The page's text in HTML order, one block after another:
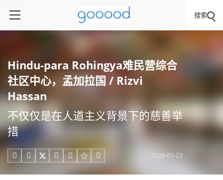
搜索
Hindu-para Rohingya难民营综合
社区中心，孟加拉国 / Rizvi
Hassan
不仅仅是在人道主义背景下的慈善举
措
     2020-03-23